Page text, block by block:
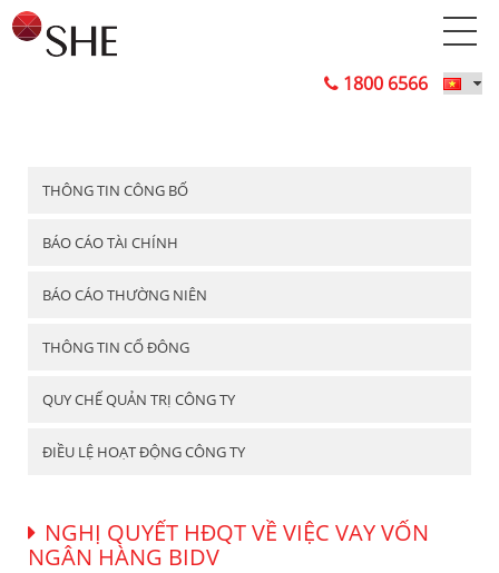
1800 6566
THÔNG TIN CÔNG BỐ
BÁO CÁO TÀI CHÍNH
BÁO CÁO THƯỜNG NIÊN
THÔNG TIN CỔ ĐÔNG
QUY CHẾ QUẢN TRỊ CÔNG TY
ĐIỀU LỆ HOẠT ĐỘNG CÔNG TY
NGHỊ QUYẾT HĐQT VỀ VIỆC VAY VỐN
NGÂN HÀNG BIDV